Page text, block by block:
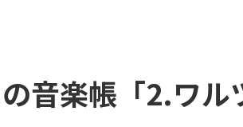
音楽帳「2.ワ